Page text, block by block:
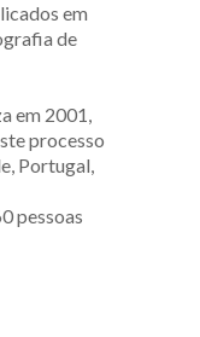
em
de
em 2001,
processo
Portugal,
pessoas